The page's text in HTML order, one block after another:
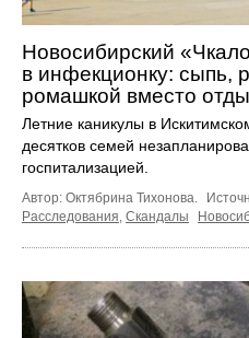
Новосибирский
в инфекционку: сыпь,
ромашкой вместо
Летние каникулы в
десятков семей
госпитализацией.
Автор: Октябрина Тихонова.
Расследования, Скандалы